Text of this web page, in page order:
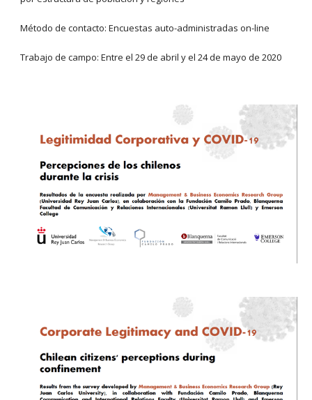
Método de contacto: Encuestas auto-administradas on-line
Trabajo de campo: Entre el 29 de abril y el 24 de mayo de 2020